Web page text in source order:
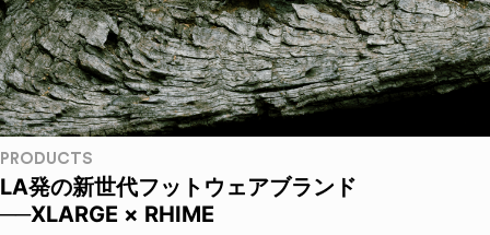
PRODUCTS
LA発の新世代フットウェアブランド
──XLARGE × RHIME